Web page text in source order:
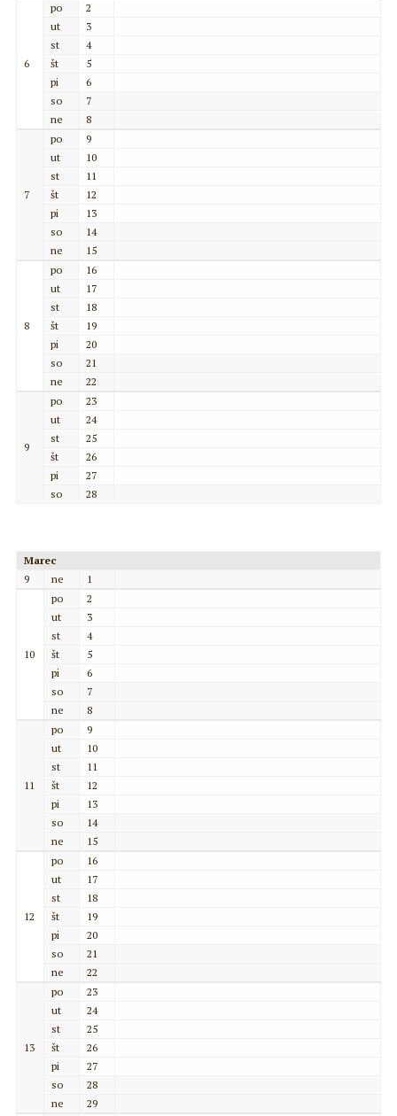
6
po
2
ut
3
st
4
št
5
pi
6
so
7
ne
8
7
po
9
ut
10
st
11
št
12
pi
13
so
14
ne
15
8
po
16
ut
17
st
18
št
19
pi
20
so
21
ne
22
9
po
23
ut
24
st
25
št
26
pi
27
so
28
Marec
9
ne 1
10
po
2
ut
3
st
4
št
5
pi
6
so
7
ne
8
11
po
9
ut
10
st
11
št
12
pi
13
so
14
ne
15
12
po
16
ut
17
st
18
št
19
pi
20
so
21
ne
22
13
po
23
ut
24
st
25
št
26
pi
27
so
28
ne
29